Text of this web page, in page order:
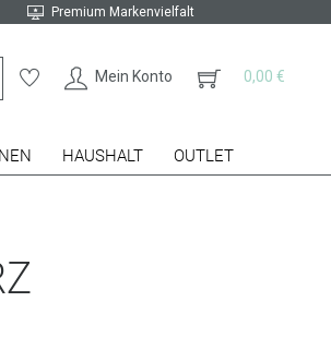
Premium Markenvielfalt
Mein Konto 0,00 €
HAUSHALT OUTLET